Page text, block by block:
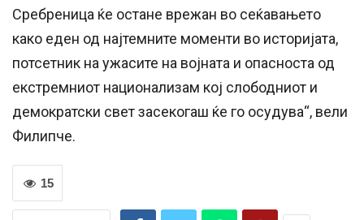
Сребреница ќе остане врежан во сеќавањето
како еден од најтемните моменти во историјата,
потсетник на ужасите на војната и опасноста од
екстремниот национализам кој слободниот и
демократски свет засекогаш ќе го осудува“, вели
Филипче.
15